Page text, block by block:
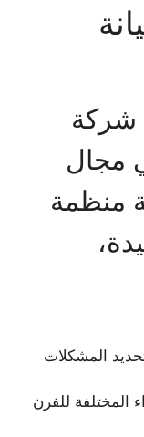
شركة
مجال
منظمة
المشكلات
المختلفة للفرن